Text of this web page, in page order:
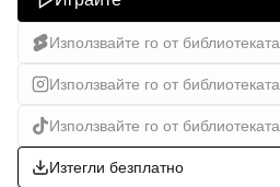
Използвайте го от
Използвайте го от
Използвайте го от
Изтегли безплатно